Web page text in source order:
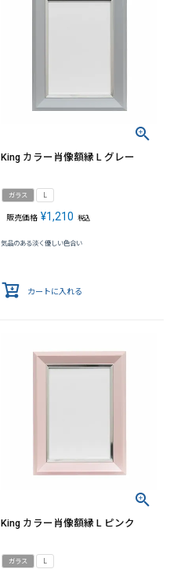
King カラー肖像額縁 L グレー
ガラス L
販売価格 ¥1,210 税込
気品のある淡く優しい色合い
カートに入れる
King カラー肖像額縁 L ピンク
ガラス L